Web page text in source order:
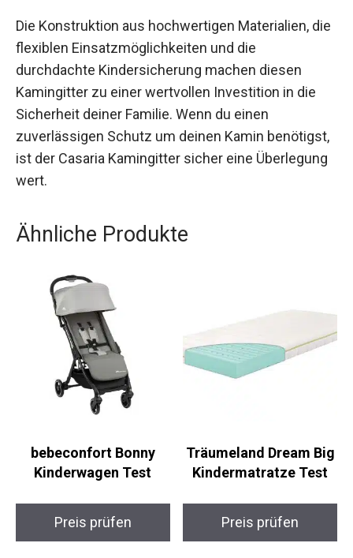
Die Konstruktion aus hochwertigen Materialien, die
flexiblen Einsatzmöglichkeiten und die
durchdachte Kindersicherung machen diesen
Kamingitter zu einer wertvollen Investition in die
Sicherheit deiner Familie. Wenn du einen
zuverlässigen Schutz um deinen Kamin benötigst,
ist der Casaria Kamingitter sicher eine Überlegung
wert.
Ähnliche Produkte
bebeconfort Bonny
Kinderwagen Test
Preis prüfen
Träumeland Dream Big
Kindermatratze Test
Preis prüfen